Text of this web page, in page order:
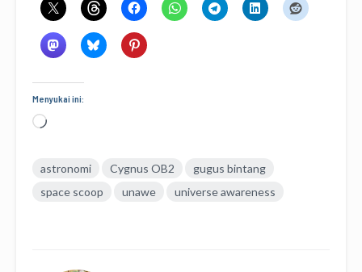
Menyukai ini:
Memuat...
astronomi Cygnus OB2
gugus bintang
space scoop
unawe universe awareness